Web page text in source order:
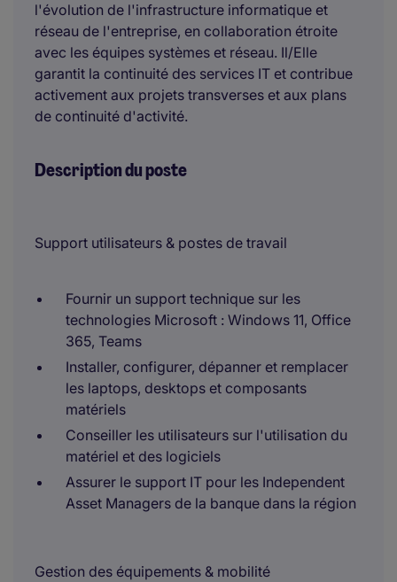
l'évolution de l'infrastructure informatique et
réseau de l'entreprise, en collaboration étroite
avec les équipes systèmes et réseau. Il/Elle
garantit la continuité des services IT et contribue
activement aux projets transverses et aux plans
de continuité d'activité.
Description du poste
Support utilisateurs & postes de travail
Fournir un support technique sur les
technologies Microsoft : Windows 11, Office
365, Teams
Installer, configurer, dépanner et remplacer
les laptops, desktops et composants
matériels
Conseiller les utilisateurs sur l'utilisation du
matériel et des logiciels
Assurer le support IT pour les Independent
Asset Managers de la banque dans la région
Gestion des équipements & mobilité